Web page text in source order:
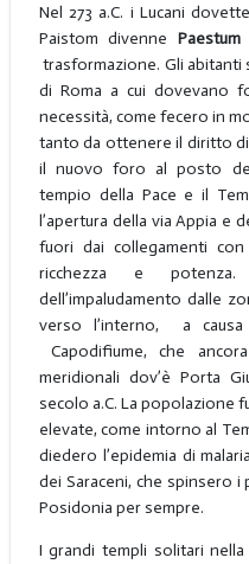
Nel 273 a.C. i Lucani
Paistom divenne Paestum
trasformazione. Gli
di Roma a cui dovevano
necessità, come fecero in
tanto da ottenere il diritto
il nuovo foro al posto
tempio della Pace e il
l’apertura della via Appia e
fuori dai collegamenti
ricchezza e
dell’impaludamento dalle
verso l’interno, a
Capodifiume, che
meridionali dov’è Porta
secolo a.C. La popolazione
elevate, come intorno al
diedero l’epidemia di
dei Saraceni, che spinsero
Posidonia per sempre.
I grandi templi solitari